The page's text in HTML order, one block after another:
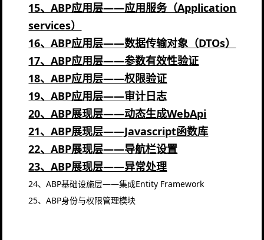
15、ABP应用层——应用服务（Application
services）
16、ABP应用层——数据传输对象（DTOs）
17、ABP应用层——参数有效性验证
18、ABP应用层——权限验证
19、ABP应用层——审计日志
20、ABP展现层——动态生成WebApi
21、ABP展现层——Javascript函数库
22、ABP展现层——导航栏设置
23、ABP展现层——异常处理
24、ABP基础设施层——集成Entity Framework
25、ABP身份与权限管理模块